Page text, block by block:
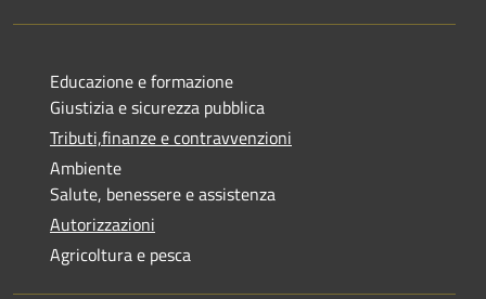
Educazione e formazione
Giustizia e sicurezza pubblica
Tributi,finanze e contravvenzioni
Ambiente
Salute, benessere e assistenza
Autorizzazioni
Agricoltura e pesca